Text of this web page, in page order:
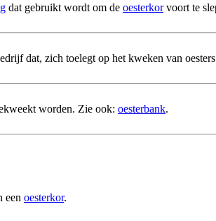
dat gebruikt wordt om de oesterkorvoort te
dat, zich toelegt op het kweken van
worden. Zie ook: oesterbank.
een oesterkor.